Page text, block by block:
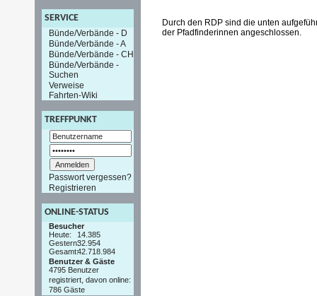
SERVICE
Bünde/Verbände - D
Bünde/Verbände - A
Bünde/Verbände - CH
Bünde/Verbände -
Suchen
Verweise
Fahrten-Wiki
TREFFPUNKT
Passwort vergessen?
Registrieren
ONLINE-STATUS
Besucher
Heute:
14.385
Gestern:32.954
Gesamt:42.718.984
Benutzer & Gäste
4795 Benutzer
registriert, davon online:
786 Gäste
Durch den RDP sind die unten
der Pfadfinderinnen angeschlossen.